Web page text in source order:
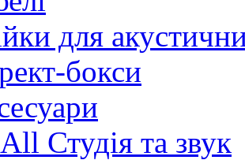
для
бокси
Студія та звук